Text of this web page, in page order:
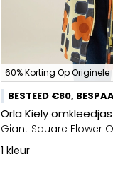
60% Korting Op Originele
BESTEED €80,
Orla Kiely
Giant Square Flower
1 kleur